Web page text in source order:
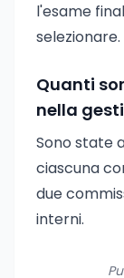
l'esame
selezionare.
Quanti
nella
Sono state
ciascuna
due
interni.